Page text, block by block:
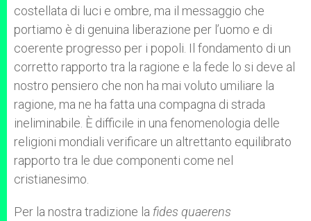
costellata di luci e ombre, ma il messaggio che
portiamo è di genuina liberazione per l’uomo e di
coerente progresso per i popoli. Il fondamento di un
corretto rapporto tra la ragione e la fede lo si deve al
nostro pensiero che non ha mai voluto umiliare la
ragione, ma ne ha fatta una compagna di strada
ineliminabile. È difficile in una fenomenologia delle
religioni mondiali verificare un altrettanto equilibrato
rapporto tra le due componenti come nel
cristianesimo.
Per la nostra tradizione la fides quaerens